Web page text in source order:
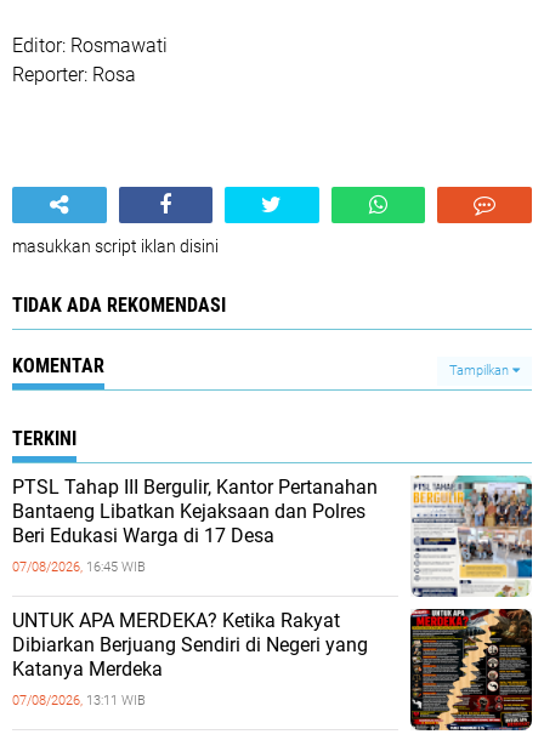
Editor: Rosmawati
Reporter: Rosa
masukkan script iklan disini
TIDAK ADA REKOMENDASI
KOMENTAR Tampilkan
TERKINI
PTSL Tahap III Bergulir, Kantor Pertanahan
Bantaeng Libatkan Kejaksaan dan Polres
Beri Edukasi Warga di 17 Desa
07/08/2026, 16:45 WIB
UNTUK APA MERDEKA? Ketika Rakyat
Dibiarkan Berjuang Sendiri di Negeri yang
Katanya Merdeka
07/08/2026, 13:11 WIB